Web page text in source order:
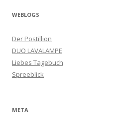
WEBLOGS
Der Postillion
DUO LAVALAMPE
Liebes Tagebuch
Spreeblick
META